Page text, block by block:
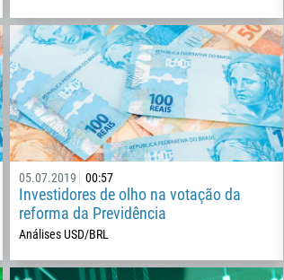
05.07.2019 00:57
Investidores de olho na votação da
reforma da Previdência
Análises USD/BRL
Número de telefone
1
93
355
1264
Agende uma chamada
00:00 —